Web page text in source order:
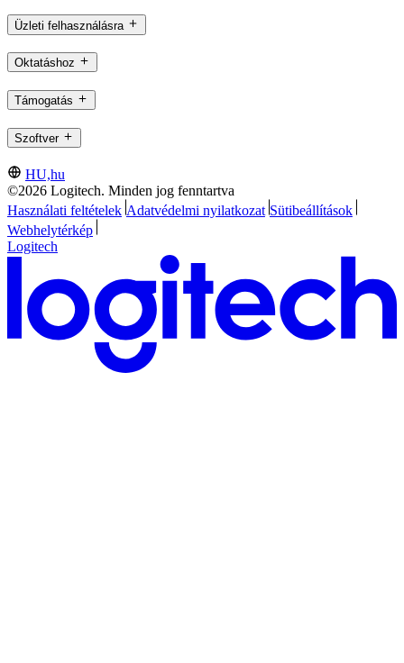
Üzleti felhasználásra
Oktatáshoz
Támogatás
Szoftver
HU,hu
©2026 Logitech. Minden jog fenntartva
Használati feltételek Adatvédelmi nyilatkozat Sütibeállítások
Webhelytérkép
Logitech